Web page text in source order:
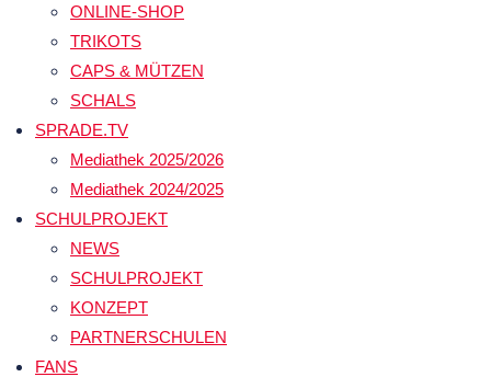
ONLINE-SHOP
TRIKOTS
CAPS & MÜTZEN
SCHALS
SPRADE.TV
Mediathek 2025/2026
Mediathek 2024/2025
SCHULPROJEKT
NEWS
SCHULPROJEKT
KONZEPT
PARTNERSCHULEN
FANS